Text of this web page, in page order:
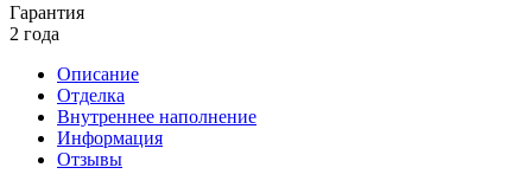
Гарантия
2 года
Описание
Отделка
Внутреннее наполнение
Информация
Отзывы